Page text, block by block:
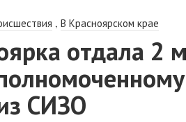
,В Красноярском крае
отдала 2
СИЗО